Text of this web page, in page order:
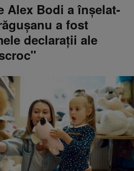
Alex Bodi a înșelat-
a fost
declarații ale